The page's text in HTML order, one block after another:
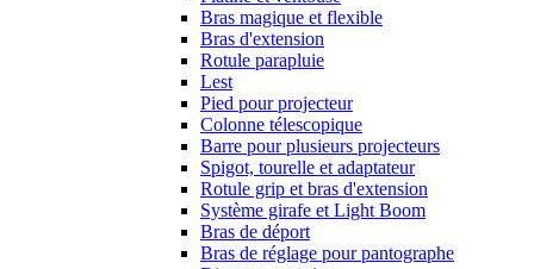
Bras magique et flexible
Bras d'extension
Rotule parapluie
Lest
Pied pour projecteur
Colonne télescopique
Barre pour plusieurs projecteurs
Spigot, tourelle et adaptateur
Rotule grip et bras d'extension
Système girafe et Light Boom
Bras de déport
Bras de réglage pour pantographe